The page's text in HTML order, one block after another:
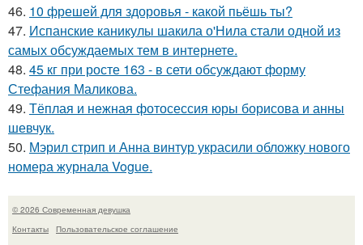
46. 10 фрешей для здоровья - какой пьёшь ты?
47. Испанские каникулы шакила о'Нила стали одной из
самых обсуждаемых тем в интернете.
48. 45 кг при росте 163 - в сети обсуждают форму
Стефания Маликова.
49. Тёплая и нежная фотосессия юры борисова и анны
шевчук.
50. Мэрил стрип и Анна винтур украсили обложку нового
номера журнала Vogue.
© 2026 Современная девушка
Контакты
Пользовательское соглашение